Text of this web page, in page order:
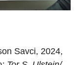
Savci, 2024,